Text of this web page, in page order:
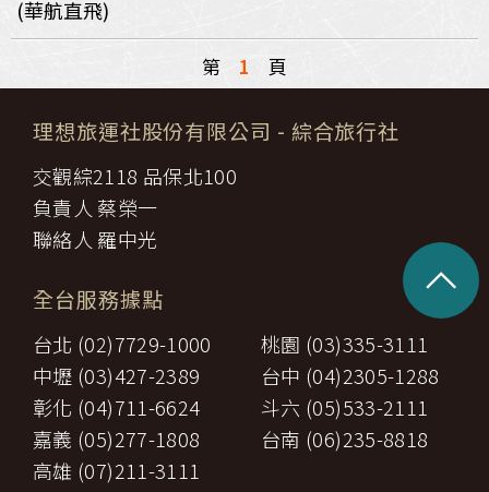
(華航直飛)
第 1 頁
理想旅運社股份有限公司 - 綜合旅行社
交觀綜2118 品保北100
負責人 蔡榮一
聯絡人 羅中光
全台服務據點
台北 (02)7729-1000
桃園 (03)335-3111
中壢 (03)427-2389
台中 (04)2305-1288
彰化 (04)711-6624
斗六 (05)533-2111
嘉義 (05)277-1808
台南 (06)235-8818
高雄 (07)211-3111
^